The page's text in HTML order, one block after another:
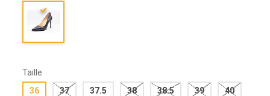
Taille
36
37 37.5 38 38.5 39 40